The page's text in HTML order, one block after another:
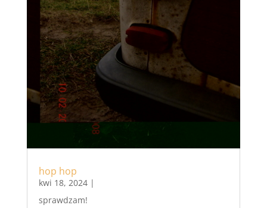
hop hop
kwi 18, 2024|
sprawdzam!